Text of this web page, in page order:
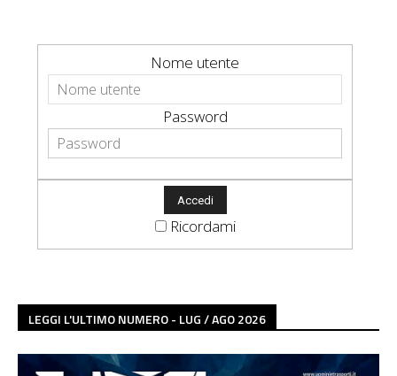
Nome utente
Password
Ricordami
LEGGI L'ULTIMO NUMERO - LUG / AGO 2026